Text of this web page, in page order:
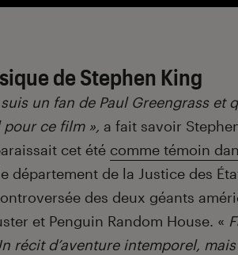
de Stephen King
un fan de Paul Greengrass et
ce film », a fait savoir
cet été comme témoin
département de la Justice des
des deux géants
et Penguin Random House. «
récit d’aventure intemporel,